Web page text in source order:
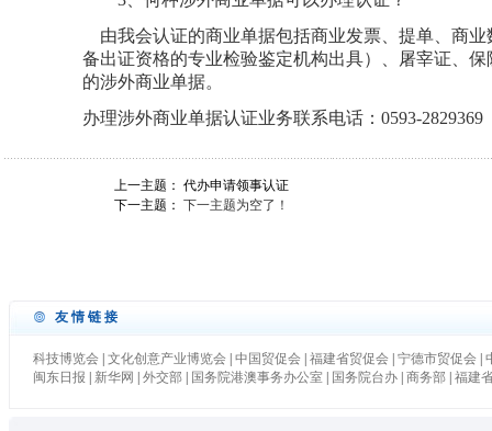
由我会认证的商业单据包括商业发票、提单、商
备出证资格的专业检验鉴定机构出具）、屠宰证、
的涉外商业单据。
办理涉外商业单据认证业务联系电话：0593-2829369
上一主题： 代办申请领事认证
下一主题： 下一主题为空了！
友情链接
科技博览会| 文化创意产业博览会| 中国贸促会| 福建省贸促会| 宁德市贸促会|
闽东日报
新华网 外交部| 国务院港澳事务办公室| 国务院台办| 商务部 福建